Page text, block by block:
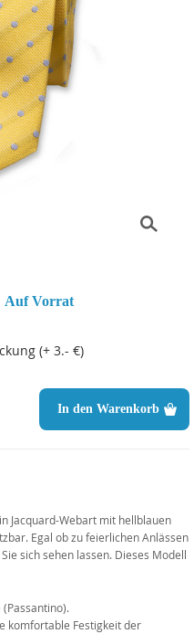
Auf Vorrat
(+ 3.- €)
In den Warenkorb
Jacquard-Webart mit hellblauen
Egal ob zu feierlichen Anlässen
sich sehen lassen. Dieses Modell
komfortable Festigkeit der